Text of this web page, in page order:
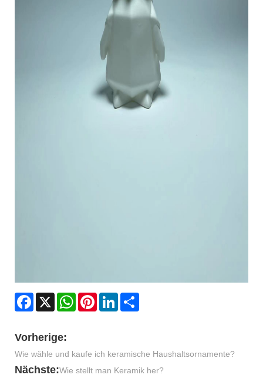
Facebook
X WhatsAppPinterestLinkedIn
Vorherige:
Wie wähle und kaufe ich keramische Haushaltsornamente?
Nächste:Wie stellt man Keramik her?